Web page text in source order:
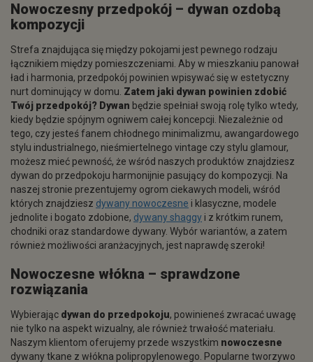
Nowoczesny przedpokój – dywan ozdobą
kompozycji
Strefa znajdująca się między pokojami jest pewnego rodzaju
łącznikiem między pomieszczeniami. Aby w mieszkaniu panował
ład i harmonia, przedpokój powinien wpisywać się w estetyczny
nurt dominujący w domu. Zatem jaki dywan powinien zdobić
Twój przedpokój? Dywan będzie spełniał swoją rolę tylko wtedy,
kiedy będzie spójnym ogniwem całej koncepcji. Niezależnie od
tego, czy jesteś fanem chłodnego minimalizmu, awangardowego
stylu industrialnego, nieśmiertelnego vintage czy stylu glamour,
możesz mieć pewność, że wśród naszych produktów znajdziesz
dywan do przedpokoju harmonijnie pasujący do kompozycji. Na
naszej stronie prezentujemy ogrom ciekawych modeli, wśród
których znajdziesz dywany nowoczesne i klasyczne, modele
jednolite i bogato zdobione, dywany shaggy i z krótkim runem,
chodniki oraz standardowe dywany. Wybór wariantów, a zatem
również możliwości aranżacyjnych, jest naprawdę szeroki!
Nowoczesne włókna – sprawdzone
rozwiązania
Wybierając dywan do przedpokoju, powinieneś zwracać uwagę
nie tylko na aspekt wizualny, ale również trwałość materiału.
Naszym klientom oferujemy przede wszystkim nowoczesne
dywany tkane z włókna polipropylenowego. Popularne tworzywo